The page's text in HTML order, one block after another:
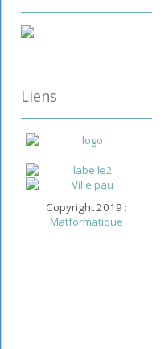
Liens
Copyright 2019 :
Matformatique